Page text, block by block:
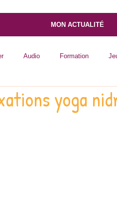
MON ACTUALITÉ
Audio Formation
yoga